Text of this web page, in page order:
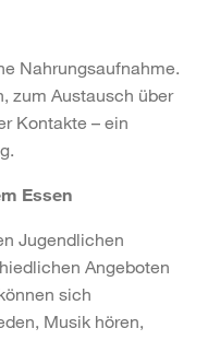
Nahrungsaufnahme.
zum Austausch über
Kontakte – ein
Essen
Jugendlichen
Angeboten
sich
Musik hören,